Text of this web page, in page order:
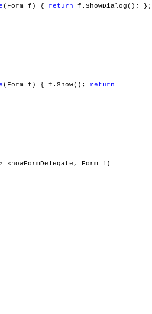
(Form f) { return f.ShowDialog(); };
(Form f) { f.Show(); return
showFormDelegate, Form f)